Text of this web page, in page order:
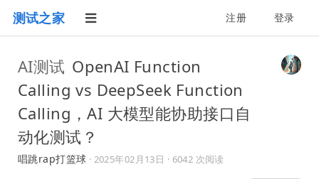
测试之家 注册 登录
AI测试 OpenAI Function
Calling vs DeepSeek Function
Calling，AI 大模型能协助接口自
动化测试？
唱跳rap打篮球 · 2025年02月13日 · 6042 次阅读